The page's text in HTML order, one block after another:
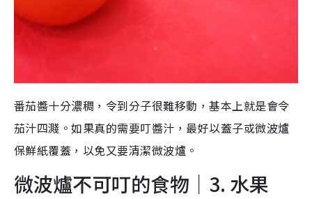
番茄醬十分濃稠，令到分子很難移動，基本上就是會令
茄汁四濺。如果真的需要叮醬汁，最好以蓋子或微波爐
保鮮紙覆蓋，以免又要清潔微波爐。
微波爐不可叮的食物｜3. 水果